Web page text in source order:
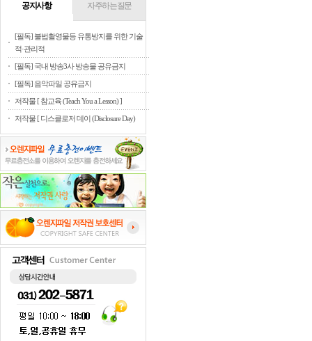
공지사항 자주하는질문
[필독] 불법촬영물등 유통방지를 위한 기술
적·관리적
[필독] 국내 방송3사 방송물 공유금지
[필독] 음악파일 공유금지
저작물 [ 참교육 (Teach You a Lesson) ]
저작물 [ 디스클로저 데이 (Disclosure Day)